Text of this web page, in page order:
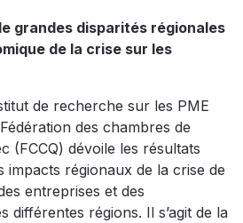
grandes disparités régionales
de la crise sur les
de recherche sur les PME
des chambres de
(FCCQ) dévoile les résultats
impacts régionaux de la crise de
entreprises et des
différentes régions. Il s’agit de la